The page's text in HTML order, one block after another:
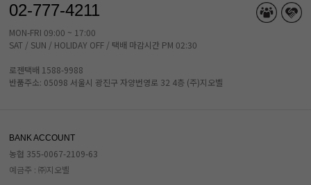
02-777-4211
MON-FRI 09:00 ~ 17:00
SAT / SUN / HOLIDAY OFF / 택배 마감시간 PM 02:30
로젠택배 1588-9988
반품주소: 05098 서울시 광진구 자양번영로 32 4층 (주)지오벨
BANK ACCOUNT
농협 355-0067-2109-63
예금주 : ㈜지오벨